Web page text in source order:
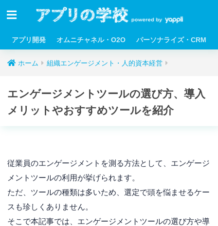
アプリ開発 オムニチャネル・O2O パーソナライズ・CRM
ホーム 組織エンゲージメント・人的資本経営
エンゲージメントツールの選び方、導入
メリットやおすすめツールを紹介
従業員のエンゲージメントを測る方法として、エンゲージ
メントツールの利用が挙げられます。
ただ、ツールの種類は多いため、選定で頭を悩ませるケー
スも珍しくありません。
そこで本記事では、エンゲージメントツールの選び方や導